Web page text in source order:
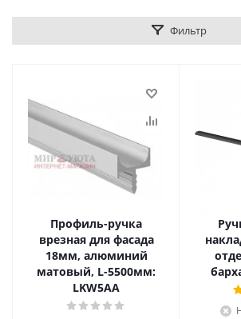
Фильтр
Профиль-ручка
врезная для фасада
18мм, алюминий
матовый, L-5500мм:
LKW5AA